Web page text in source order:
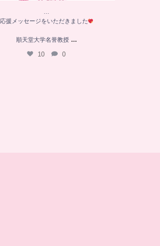
…
応援メッセージをいただきました
順天堂大学名誉教授 ...
10 0